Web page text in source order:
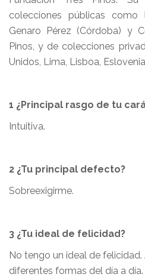
colecciones públicas
Genaro Pérez (Córdoba) y
Pinos, y de colecciones
Unidos, Lima, Lisboa,
1 ¿Principal rasgo de tu
Intuitiva.
2 ¿Tu principal defecto?
Sobreexigirme.
3 ¿Tu ideal de felicidad?
No tengo un ideal de
diferentes formas del día a día.